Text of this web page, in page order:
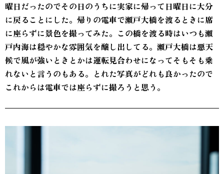
曜日だったのでその日のうちに実家に帰って日曜日に大分
に戻ることにした。帰りの電車で瀬戸大橋を渡るときに席
に座らずに景色を撮ってみた。この橋を渡る時はいつも瀬
戸内海は穏やかな雰囲気を醸し出してる。瀬戸大橋は悪天
候で風が強いときとかは運転見合わせになってそもそも乗
れないと言うのもある。とれた写真がどれも良かったので
これからは電車では座らずに撮ろうと思う。